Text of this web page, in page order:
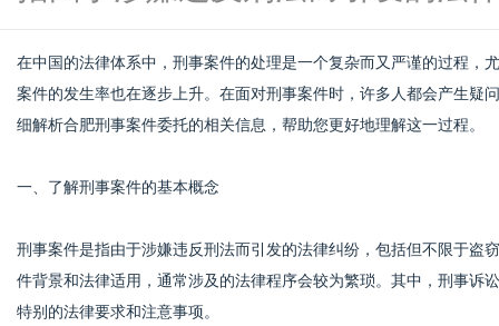
在中国的法律体系中，刑事案件的处理是一个复杂而又严谨的过程，
案件的发生率也在逐步上升。在面对刑事案件时，许多人都会产生疑
细解析合肥刑事案件委托的相关信息，帮助您更好地理解这一过程。
一、了解刑事案件的基本概念
刑事案件是指由于涉嫌违反刑法而引发的法律纠纷，包括但不限于盗
件背景和法律适用，通常涉及的法律程序会较为繁琐。其中，刑事诉
特别的法律要求和注意事项。